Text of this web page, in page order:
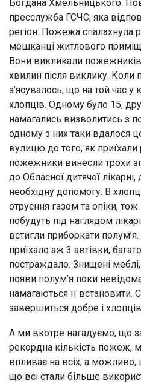
Богдана Хмельницького.
пресслужба ГСЧС, яка
регіон. Пожежа спалахнула
мешканці житлового
Вони викликали
хвилин після виклику. Коли
з’ясувалось, що на той час у
хлопців. Одному було 15,
намагались визволитись з
одному з них таки вдалося
вулицю до того, як приїхали
пожежники винесли трохи
до Обласної дитячої
необхідну допомогу. В
отруєння газом та опіки,
побудуть під наглядом
встигли приборкати
приїхало аж 3 автівки,
постраждало. Знищені
появи полум’я поки
намагаються її встановити.
завершиться добре і
А ми вкотре нагадуємо, що
рекордна кількість пожеж,
впливає на всіх, а можливо,
що всі стали більше